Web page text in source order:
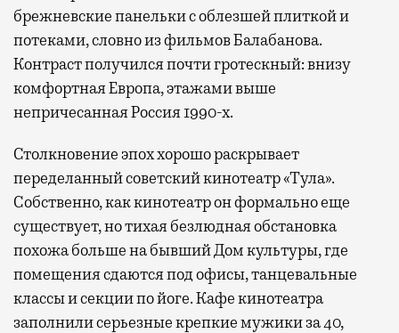
брежневские панельки с облезшей плиткой и
потеками, словно из фильмов Балабанова.
Контраст получился почти гротескный: внизу
комфортная Европа, этажами выше
непричесанная Россия 1990-х.
Столкновение эпох хорошо раскрывает
переделанный советский кинотеатр «Тула».
Собственно, как кинотеатр он формально еще
существует, но тихая безлюдная обстановка
похожа больше на бывший Дом культуры, где
помещения сдаются под офисы, танцевальные
классы и секции по йоге. Кафе кинотеатра
заполнили серьезные крепкие мужики за 40,